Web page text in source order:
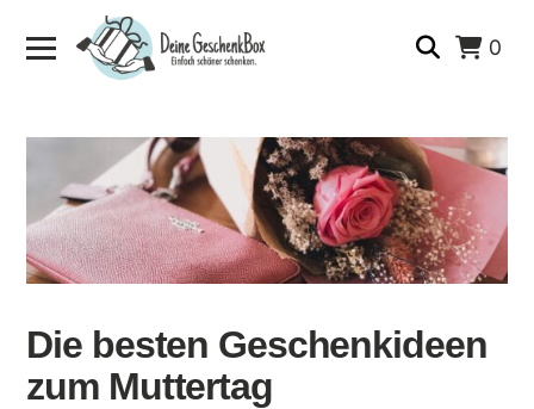
0
Die besten Geschenkideen
zum Muttertag